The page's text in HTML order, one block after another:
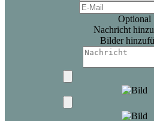
Optional
Nachricht
Bilder